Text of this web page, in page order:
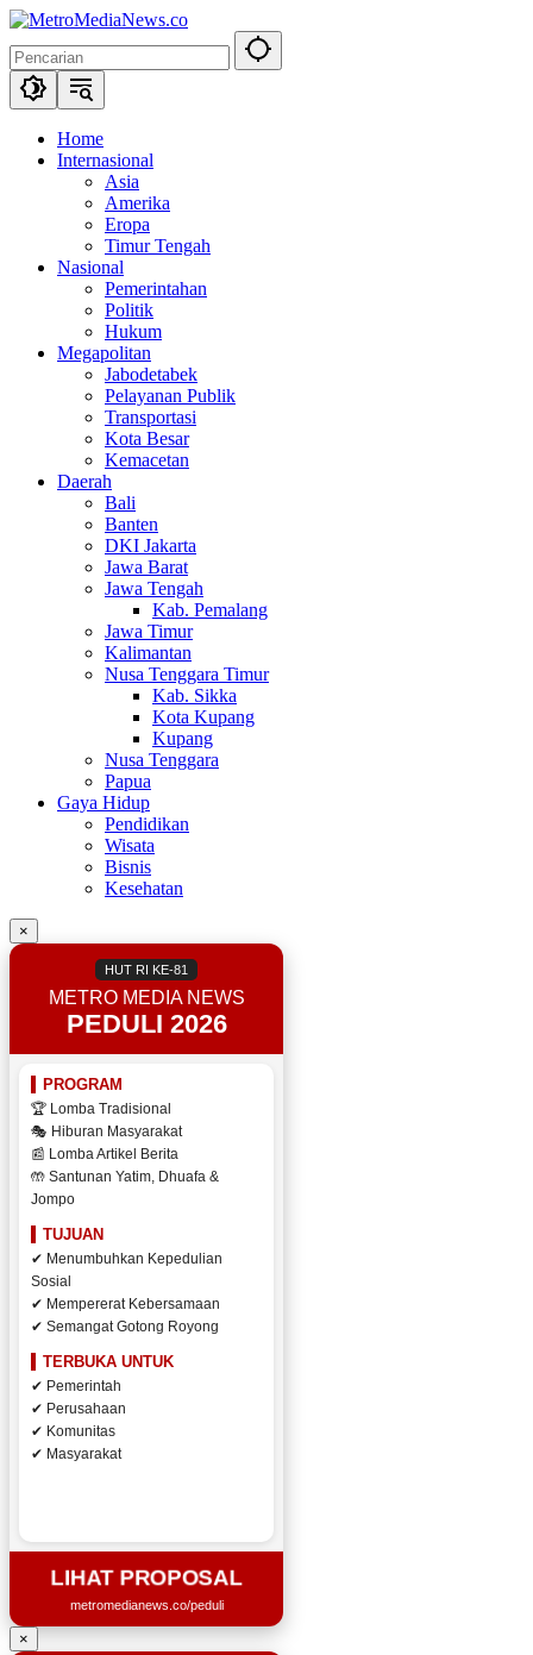
Langsung
konten
Home
Internasional
Asia
Amerika
Eropa
Timur Tengah
Nasional
Pemerintahan
Politik
Hukum
Megapolitan
Jabodetabek
Pelayanan Publik
Transportasi
Kota Besar
Kemacetan
Daerah
Bali
Banten
DKI Jakarta
Jawa Barat
Jawa Tengah
Kab. Pemalang
Jawa Timur
Kalimantan
Nusa Tenggara Timur
Kab. Sikka
Kota Kupang
Kupang
Nusa Tenggara
Papua
Gaya Hidup
Pendidikan
Wisata
Bisnis
Kesehatan
×
HUT RI KE-81
METRO MEDIA NEWS
PEDULI 2026
PROGRAM
🏆 Lomba Tradisional
🎭 Hiburan Masyarakat
📰 Lomba Artikel Berita
🤲 Santunan Yatim, Dhuafa &
Jompo
TUJUAN
✔ Menumbuhkan Kepedulian
Sosial
✔ Mempererat Kebersamaan
✔ Semangat Gotong Royong
TERBUKA UNTUK
✔ Pemerintah
✔ Perusahaan
✔ Komunitas
✔ Masyarakat
LIHAT PROPOSAL
metromedianews.co/peduli
×